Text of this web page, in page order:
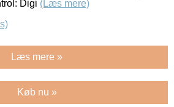
Digi (Læs mere)
Læs mere »
Køb nu »